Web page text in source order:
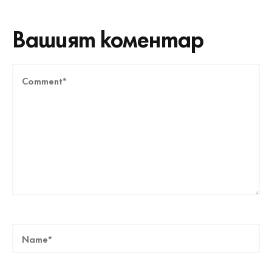
Вашият коментар